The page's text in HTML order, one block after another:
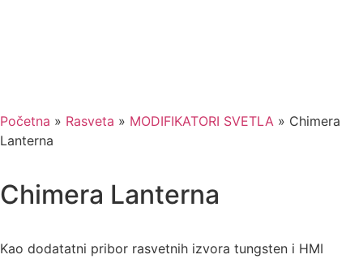
Početna » Rasveta » MODIFIKATORI SVETLA » Chimera
Lanterna
Chimera Lanterna
Kao dodatatni pribor rasvetnih izvora tungsten i HMI